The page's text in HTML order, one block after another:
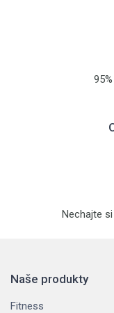
Nechajte
Naše produkty
Fitness